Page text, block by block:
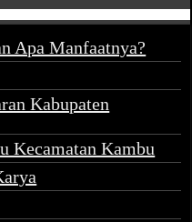
Apa Manfaatnya?
Kabupaten
Kecamatan Kambu